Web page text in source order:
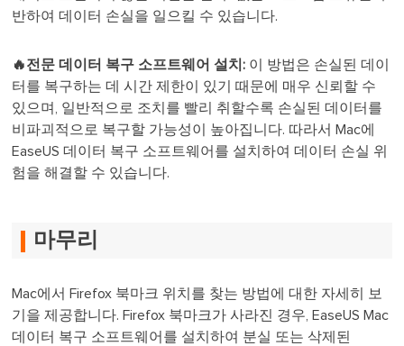
반하여 데이터 손실을 일으킬 수 있습니다.
🔥전문 데이터 복구 소프트웨어 설치: 이 방법은 손실된 데이
터를 복구하는 데 시간 제한이 있기 때문에 매우 신뢰할 수
있으며, 일반적으로 조치를 빨리 취할수록 손실된 데이터를
비파괴적으로 복구할 가능성이 높아집니다. 따라서 Mac에
EaseUS 데이터 복구 소프트웨어를 설치하여 데이터 손실 위
험을 해결할 수 있습니다.
마무리
Mac에서 Firefox 북마크 위치를 찾는 방법에 대한 자세히 보
기을 제공합니다. Firefox 북마크가 사라진 경우, EaseUS Mac
데이터 복구 소프트웨어를 설치하여 분실 또는 삭제된